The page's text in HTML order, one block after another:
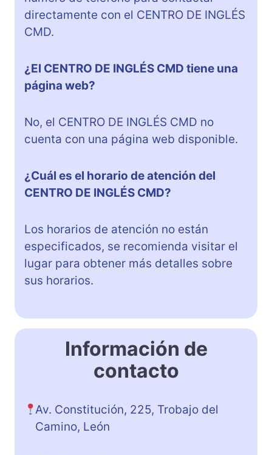
directamente con el CENTRO DE INGLÉS
CMD.
¿El CENTRO DE INGLÉS CMD tiene una
página web?
No, el CENTRO DE INGLÉS CMD no
cuenta con una página web disponible.
¿Cuál es el horario de atención del
CENTRO DE INGLÉS CMD?
Los horarios de atención no están
especificados, se recomienda visitar el
lugar para obtener más detalles sobre
sus horarios.
Información de
contacto
Av. Constitución, 225, Trobajo del
Camino, León